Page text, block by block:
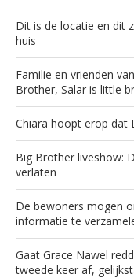
Dit is de locatie en dit
huis
Familie en vrienden
Brother, Salar is little
Chiara hoopt erop dat
Big Brother liveshow:
verlaten
De bewoners mogen
informatie te
Gaat Grace Nawel
tweede keer af,